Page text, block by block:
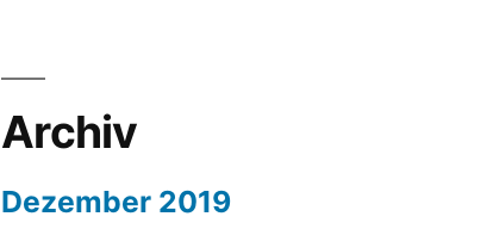
Archiv
Dezember 2019